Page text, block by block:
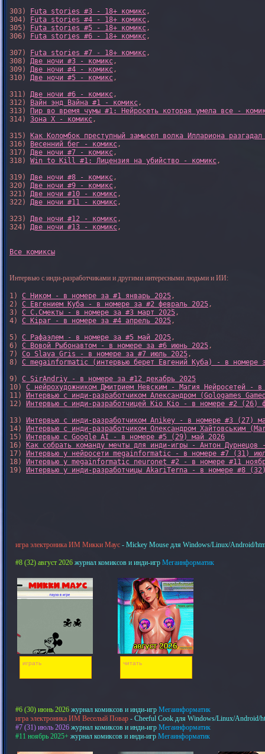
303)
Futa stories #3 - 18+ комикс,
304)
Futa stories #4 - 18+ комикс,
305)
Futa stories #5 - 18+ комикс,
306)
Futa stories #6 - 18+ комикс,
307)
Futa stories #7 - 18+ комикс,
308) Две ночи #3 - комикс,
309) Две ночи #4 - комикс,
310) Две ночи #5 - комикс,
311) Две ночи #6 - комикс,
312)
Вайн энд Вайна #1 - комикс,
313)
Пир во время чумы #1: Нейросеть которая умела все -
314) Зона X - комикс,
315)
Как Коломбок преступный замысел волка Иллариона
316)
Весенний бег - комикс,
317) Две ночи #7 - комикс,
318) Win to Kill #1: Лицензия на убийство - комикс,
319) Две ночи #8 - комикс,
320) Две ночи #9 - комикс,
321) Две ночи #10 - комикс,
322) Две ночи #11 - комикс,
323) Две ночи #12 - комикс,
324) Две ночи #13 - комикс,
Все комиксы
Интервью с инди-разработчиками и другими интересными людьми и ИИ:
1) С Ником - в номере за #1 январь 2025,
2) С Евгением Куба - в номере за #2 февраль 2025,
3) С С.Смекты - в номере за #3 март 2025,
4) С Kipar - в номере за #4 апрель 2025,
5) С Рафаэлем - в номере за #5 май 2025,
6) С Вовой Рыбонавтом - в номере за #6 июнь 2025,
7) Со Slava Gris - в номере за #7 июль 2025,
8) С megainformatic (интервью берет Евгений Куба) - в номере
9) С SirAndriy - в номере за #12 декабрь 2025
10) С нейрохудожником Дмитрием Невским - Магия Нейросетей -
11)
Интервью с инди-разработчиком Александром (Gologames
12)
Интервью с инди-разработчицей Kio Kio - в номере #2 (26)
13)
Интервью с инди-разработчиком Anikey - в номере #3 (27)
14)
Интервью с инди-разработчиком Олександром Хайтовським
15)
Интервью с Google AI - в номере #5 (29) май 2026
16)
Как собрать команду мечты для инди-игры - Антон
17)
Интервью у нейросети megainformatic - в номере #7 (31)
18)
Интервью у megainformatic neuronet #2 - в номере #11
19)
Интервью у инди-разработчицы AkariTerna - в номере #8
игра электроника ИМ Микки Маус - Mickey Mouse для Windows/Linux/Android/
#8 (32) август 2026 журнал комиксов и инди-игр Мегаинформатик
играть читать
#6 (30) июнь 2026 журнал комиксов и инди-игр Мегаинформатик
игра электроника ИМ Веселый Повар - Cheeful Cook для Windows/Linux/Android/
#7 (31) июль 2026 журнал комиксов и инди-игр Мегаинформатик
#11 ноябрь 2025+ журнал комиксов и инди-игр Мегаинформатик